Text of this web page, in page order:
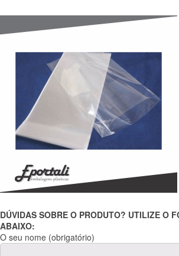
DÚVIDAS SOBRE O PRODUTO? UTILIZE O
ABAIXO:
O seu nome (obrigatório)